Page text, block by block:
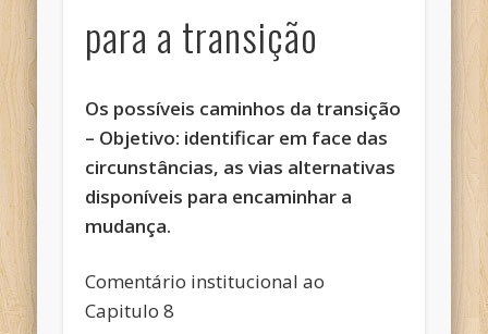
para a transição
Os possíveis caminhos da transição
– Objetivo: identificar em face das
circunstâncias, as vias alternativas
disponíveis para encaminhar a
mudança.
Comentário institucional ao
Capitulo 8